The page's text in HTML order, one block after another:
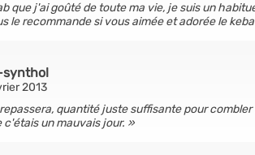
que j'ai goûté de toute ma vie, je suis un
le recommande si vous aimée et adorée le
2013
quantité juste suffisante pour
un mauvais jour.